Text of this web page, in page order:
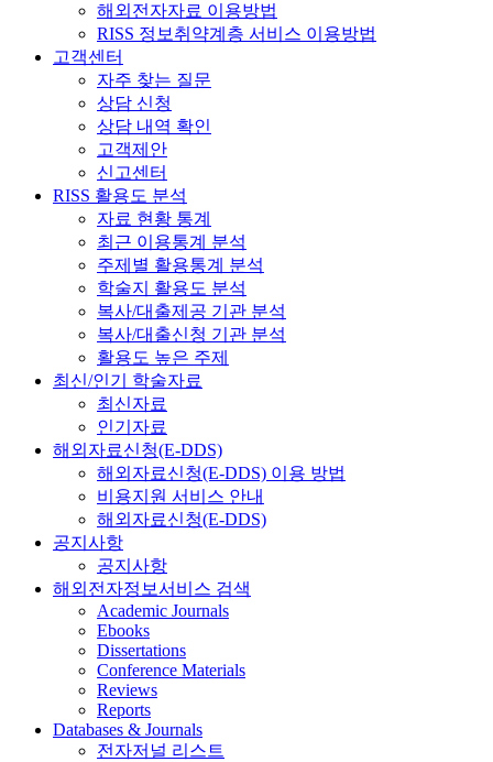
해외전자자료 이용방법
RISS 정보취약계층 서비스 이용방법
고객센터
자주 찾는 질문
상담 신청
상담 내역 확인
고객제안
신고센터
RISS 활용도 분석
자료 현황 통계
최근 이용통계 분석
주제별 활용통계 분석
학술지 활용도 분석
복사/대출제공 기관 분석
복사/대출신청 기관 분석
활용도 높은 주제
최신/인기 학술자료
최신자료
인기자료
해외자료신청(E-DDS)
해외자료신청(E-DDS) 이용 방법
비용지원 서비스 안내
해외자료신청(E-DDS)
공지사항
공지사항
해외전자정보서비스 검색
Academic Journals
Ebooks
Dissertations
Conference Materials
Reviews
Reports
Databases & Journals
전자저널 리스트